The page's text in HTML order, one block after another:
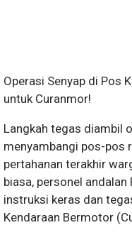
Operasi Senyap di Pos
untuk Curanmor!
Langkah tegas diambil
menyambangi pos-pos
pertahanan terakhir
biasa, personel
instruksi keras dan
Kendaraan Bermotor